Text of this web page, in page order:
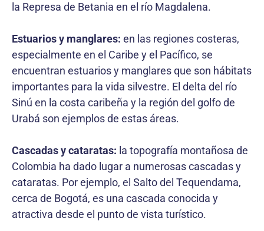
la Represa de Betania en el río Magdalena.
Estuarios y manglares: en las regiones costeras,
especialmente en el Caribe y el Pacífico, se
encuentran estuarios y manglares que son hábitats
importantes para la vida silvestre. El delta del río
Sinú en la costa caribeña y la región del golfo de
Urabá son ejemplos de estas áreas.
Cascadas y cataratas: la topografía montañosa de
Colombia ha dado lugar a numerosas cascadas y
cataratas. Por ejemplo, el Salto del Tequendama,
cerca de Bogotá, es una cascada conocida y
atractiva desde el punto de vista turístico.